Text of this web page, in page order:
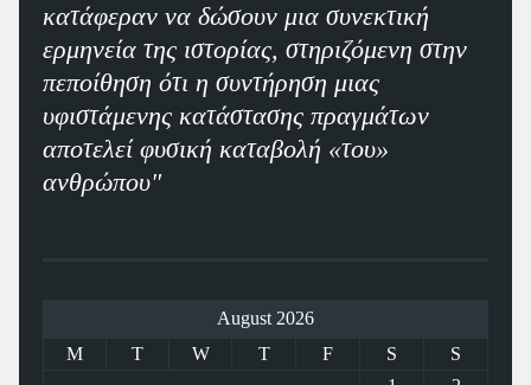
κατάφεραν να δώσουν μια συνεκτική
ερμηνεία της ιστορίας, στηριζόμενη στην
πεποίθηση ότι η συντήρηση μιας
υφιστάμενης κατάστασης πραγμάτων
αποτελεί φυσική καταβολή «του»
ανθρώπου"
August 2026
M
T W T F S
S